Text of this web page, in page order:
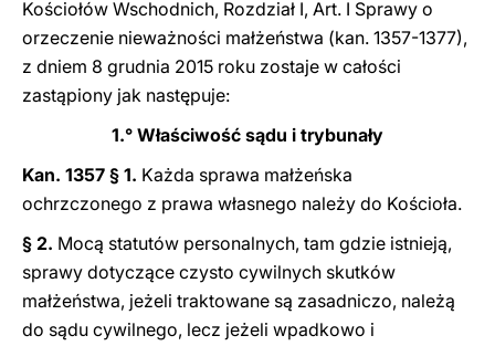
Kościołów Wschodnich, Rozdział I, Art. I Sprawy o
orzeczenie nieważności małżeństwa (kan. 1357-1377),
z dniem 8 grudnia 2015 roku zostaje w całości
zastąpiony jak następuje:
1.° Właściwość sądu i trybunały
Kan. 1357 § 1. Każda sprawa małżeńska
ochrzczonego z prawa własnego należy do Kościoła.
§ 2. Mocą statutów personalnych, tam gdzie istnieją,
sprawy dotyczące czysto cywilnych skutków
małżeństwa, jeżeli traktowane są zasadniczo, należą
do sądu cywilnego, lecz jeżeli wpadkowo i